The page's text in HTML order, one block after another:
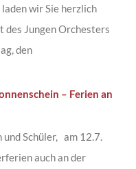
wir Sie herzlich
des Jungen Orchesters
den
– Ferien an
und Schüler, am 12.7.
auch an der